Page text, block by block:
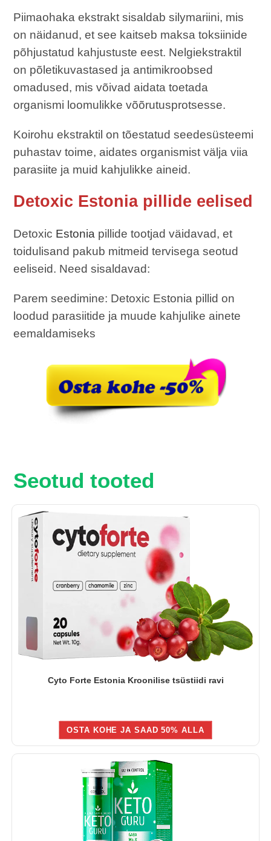
Piimaohaka ekstrakt sisaldab silymariini, mis
on näidanud, et see kaitseb maksa toksiinide
põhjustatud kahjustuste eest. Nelgiekstraktil
on põletikuvastased ja antimikroobsed
omadused, mis võivad aidata toetada
organismi loomulikke võõrutusprotsesse.
Koirohu ekstraktil on tõestatud seedesüsteemi
puhastav toime, aidates organismist välja viia
parasiite ja muid kahjulikke aineid.
Detoxic Estonia pillide eelised
Detoxic Estonia pillide tootjad väidavad, et
toidulisand pakub mitmeid tervisega seotud
eeliseid. Need sisaldavad:
Parem seedimine: Detoxic Estonia pillid on
loodud parasiitide ja muude kahjulike ainete
eemaldamiseks
Seotud tooted
Cyto Forte Estonia Kroonilise tsüstiidi ravi
OSTA KOHE JA SAAD 50% ALLA